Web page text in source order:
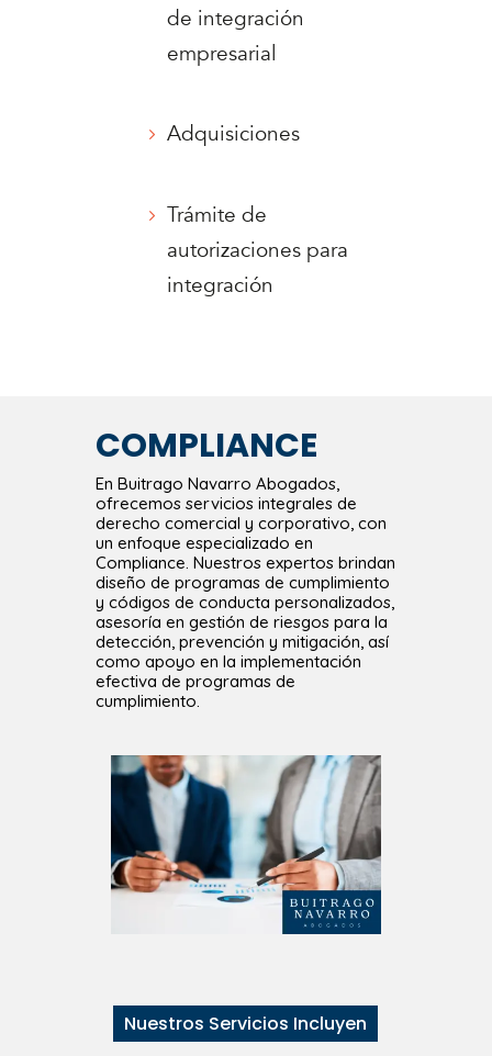
de integración
empresarial
Adquisiciones
Trámite de
autorizaciones para
integración
COMPLIANCE
En Buitrago Navarro Abogados,
ofrecemos servicios integrales de
derecho comercial y corporativo, con
un enfoque especializado en
Compliance. Nuestros expertos brindan
diseño de programas de cumplimiento
y códigos de conducta personalizados,
asesoría en gestión de riesgos para la
detección, prevención y mitigación, así
como apoyo en la implementación
efectiva de programas de
cumplimiento.
Nuestros Servicios Incluyen